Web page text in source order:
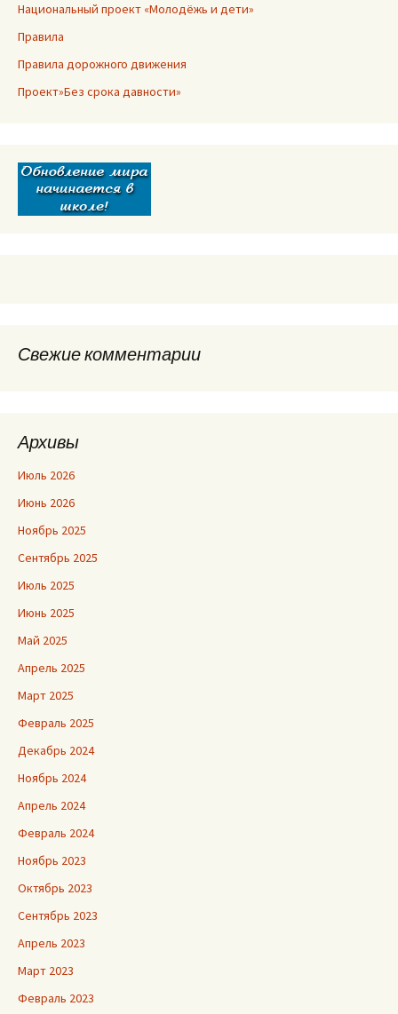
Национальный проект «Молодёжь и дети»
Правила
Правила дорожного движения
Проект»Без срока давности»
Свежие комментарии
Архивы
Июль 2026
Июнь 2026
Ноябрь 2025
Сентябрь 2025
Июль 2025
Июнь 2025
Май 2025
Апрель 2025
Март 2025
Февраль 2025
Декабрь 2024
Ноябрь 2024
Апрель 2024
Февраль 2024
Ноябрь 2023
Октябрь 2023
Сентябрь 2023
Апрель 2023
Март 2023
Февраль 2023